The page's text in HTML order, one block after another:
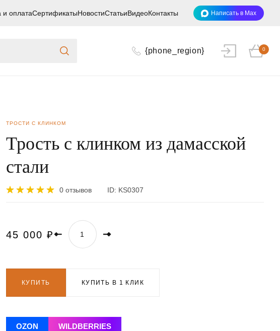
и оплатаСертификатыНовостиСтатьиВидеоКонтакты Написать в Max
{phone_region} 0
ТРОСТИ С КЛИНКОМ
Трость с клинком из дамасской
стали
0 отзывов ID: KS0307
45 000 ₽
КУПИТЬ КУПИТЬ В 1 КЛИК
OZON WILDBERRIES